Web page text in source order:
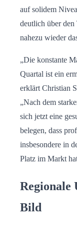
auf solidem
deutlich über
nahezu wieder
„Die konstante
Quartal ist ein
erklärt Christian
„Nach dem
sich jetzt eine
belegen, dass
insbesondere in
Platz im Markt
Regionale
Bild